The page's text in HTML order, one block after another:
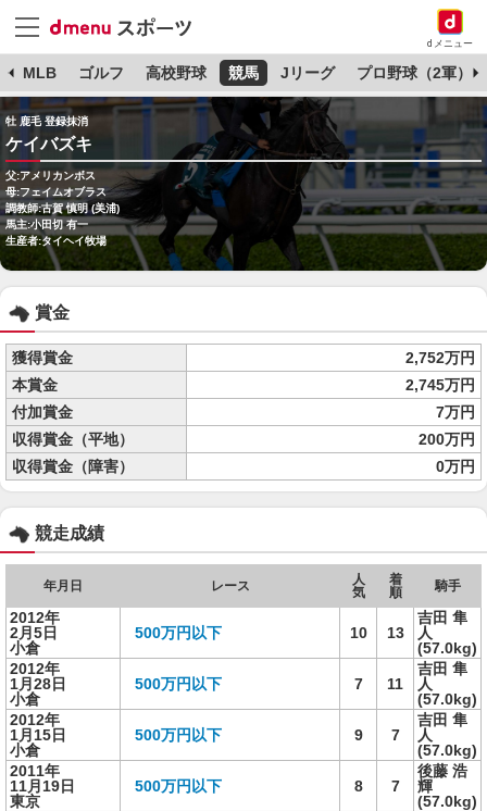
dメニュー
MLB ゴルフ 高校野球 競馬 Jリーグ プロ野球（2軍）
牡 鹿毛 登録抹消
ケイバズキ
父:アメリカンボス
母:フェイムオブラス
調教師:古賀 慎明 (美浦)
馬主:小田切 有一
生産者:タイヘイ牧場
賞金
獲得賞金
2,752万円
本賞金
2,745万円
付加賞金
7万円
収得賞金（平地）
200万円
収得賞金（障害）
0万円
競走成績
年月日 レース
人
気
着
順
騎手
2012年
2月5日
小倉
500万円以下 10 13
吉田 隼
人
(57.0kg)
2012年
1月28日
小倉
500万円以下 7 11
吉田 隼
人
(57.0kg)
2012年
1月15日
小倉
500万円以下 9 7
吉田 隼
人
(57.0kg)
2011年
11月19日
東京
500万円以下 8 7
後藤 浩
輝
(57.0kg)